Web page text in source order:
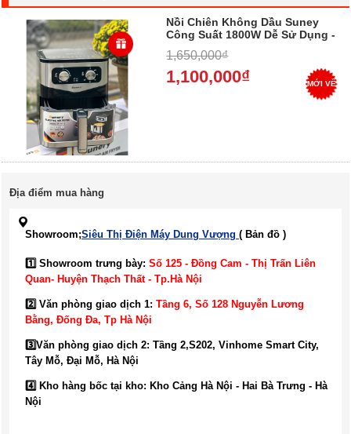
Nồi Chiên Không Dầu Suney
Công Suất 1800W Dễ Sử Dụng -
Phí Ship 2026
1,650,000₫
1,100,000₫ MỚI VỀ
Địa điểm mua hàng
Showroom;Siêu Thị Điện Máy Dung Vượng ( Bản đồ )
1️⃣ Showroom trưng bày: Số 125 - Đồng Cam - Thị Trấn Liên
Quan- Huyện Thạch Thất - Tp.Hà Nội
2️⃣ Văn phòng giao dịch 1: Tầng 6, Số 128 Nguyễn Lương
Bằng, Đống Đa, Tp Hà Nội
3️⃣Văn phòng giao dịch 2: Tầng 2,S202, Vinhome Smart City,
Tây Mỗ, Đại Mỗ, Hà Nội
4️⃣ Kho hàng bốc tại kho: Kho Cảng Hà Nội - Hai Bà Trưng - Hà
Nội